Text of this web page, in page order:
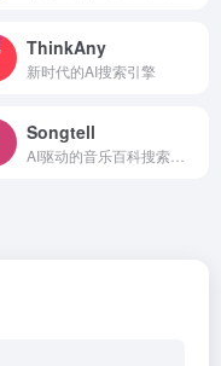
ThinkAny
新时代的AI搜索引擎
Songtell